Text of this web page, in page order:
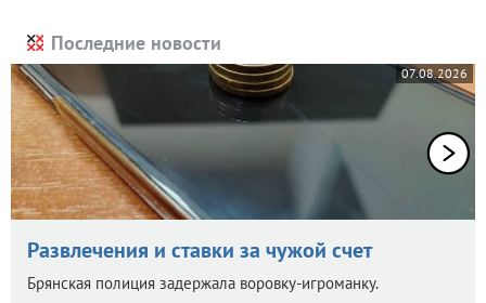
Последние новости
07.08.2026
Развлечения и ставки за чужой счет
Брянская полиция задержала воровку-игроманку.